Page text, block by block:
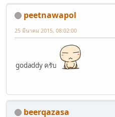
peetnawapol
25 มีนาคม 2015, 08:02:00
godaddy ครับ
beerqazasa